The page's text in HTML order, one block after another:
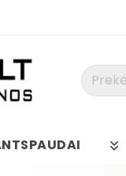
Prekės
kodas